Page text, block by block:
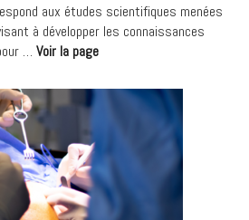
aux études scientifiques menées
à développer les connaissances
… Voir la page« Unité
Recherche
Hôpital
Mutualiste »